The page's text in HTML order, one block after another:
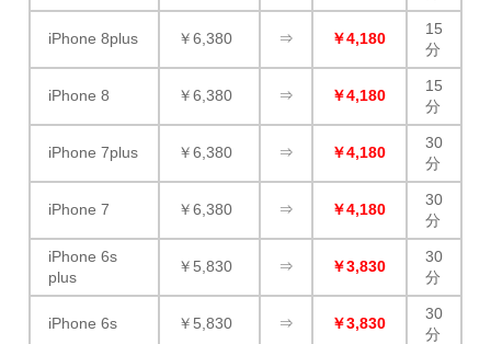
iPhone 8plus ￥6,380 ⇒ ￥4,180
15
分
iPhone 8 ￥6,380 ⇒ ￥4,180
15
分
iPhone 7plus ￥6,380 ⇒ ￥4,180
30
分
iPhone 7 ￥6,380 ⇒ ￥4,180
30
分
iPhone 6s
plus
￥5,830 ⇒ ￥3,830
30
分
iPhone 6s ￥5,830 ⇒ ￥3,830
30
分